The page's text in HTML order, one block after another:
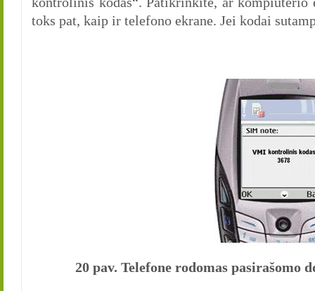
toks pat, kaip ir telefono ekrane. Jei kodai
20 pav. Telefone rodomas pasirašomo